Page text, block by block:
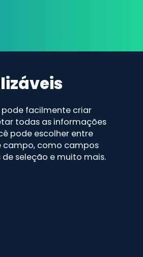
pode facilmente criar
todas as informações
pode escolher entre
campo, como campos
de seleção e muito mais.